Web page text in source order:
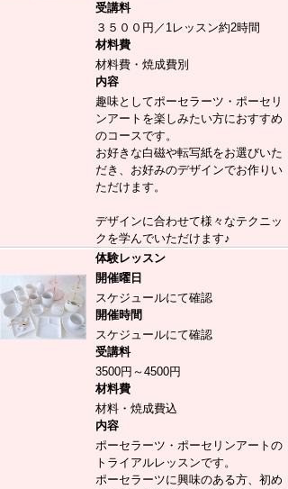
受講料
３５００円／1レッスン約2時間
材料費
材料費・焼成費別
内容
趣味としてポーセラーツ・ポーセリ
ンアートを楽しみたい方におすすめ
のコースです。
お好きな白磁や転写紙をお選びいた
だき、お好みのデザインでお作りい
ただけます。
デザインに合わせて様々なテクニッ
クを学んでいただけます♪
体験レッスン
開催曜日
スケジュールにて確認
開催時間
スケジュールにて確認
受講料
3500円～4500円
材料費
材料・焼成費込
内容
ポーセラーツ・ポーセリンアートの
トライアルレッスンです。
ポーセラーツに興味のある方、初め